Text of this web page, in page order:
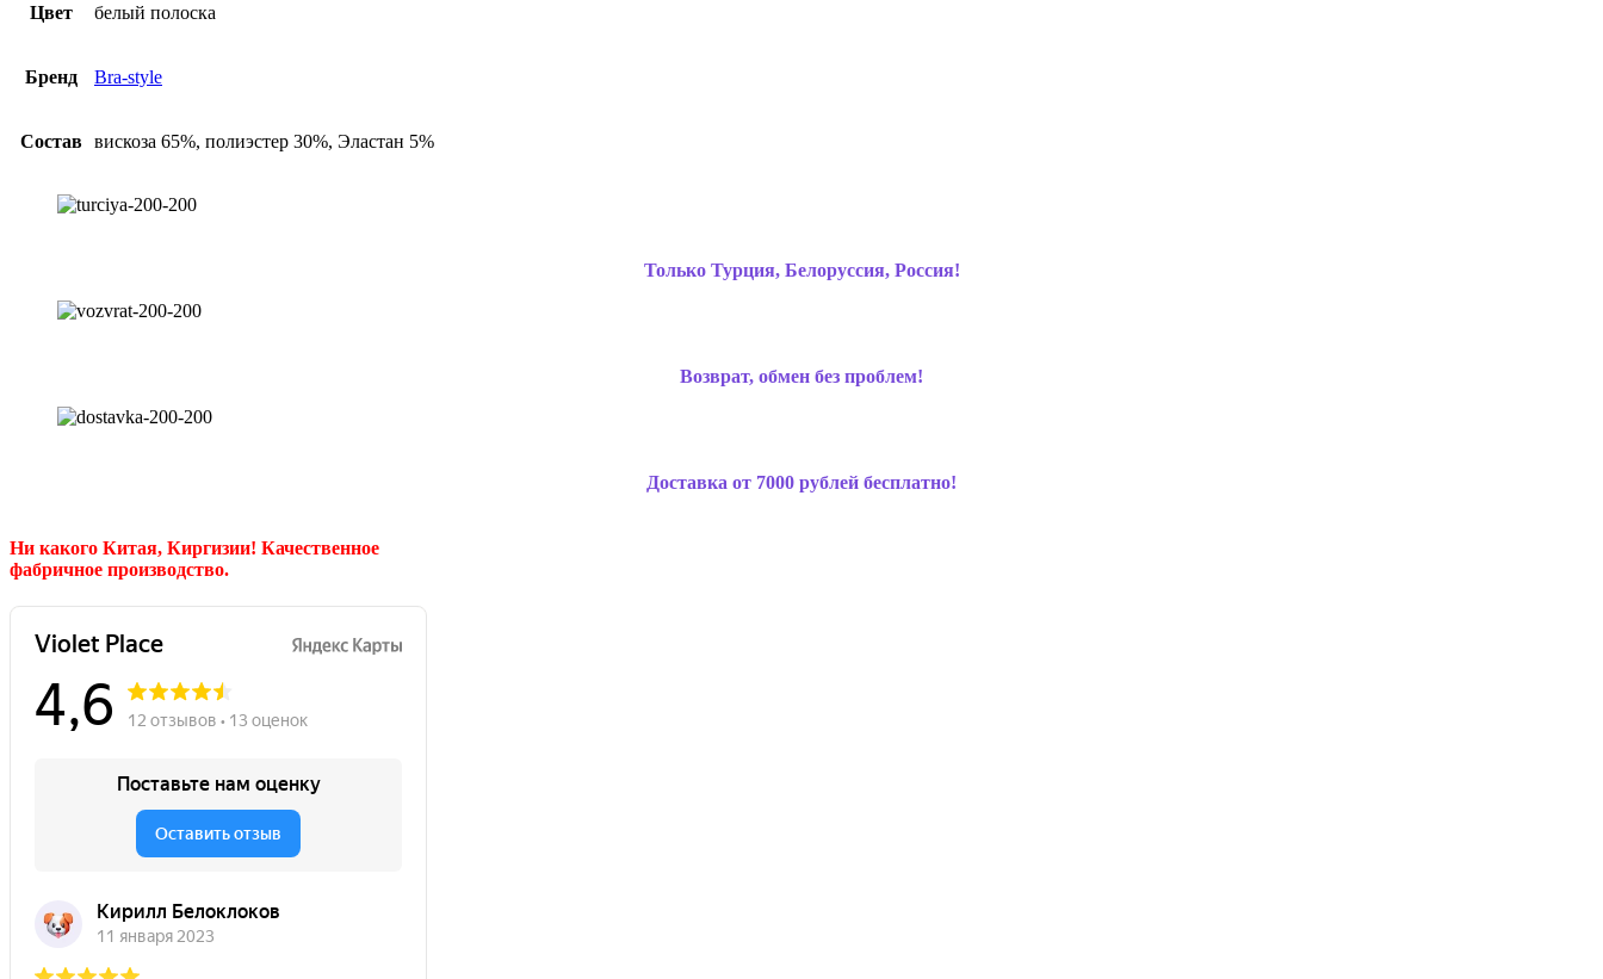
Цвет белый полоска
Бренд Bra-style
Состав вискоза 65%, полиэстер 30%, Эластан 5%
Только Турция, Белоруссия, Россия!
Возврат, обмен без проблем!
Доставка от 7000 рублей бесплатно!
Ни какого Китая, Киргизии! Качественное
фабричное производство.